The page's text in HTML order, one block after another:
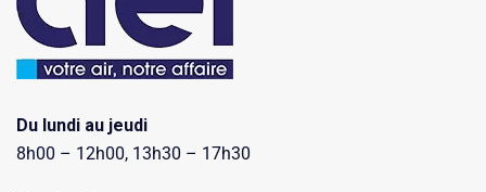
Du lundi au jeudi
8h00 – 12h00, 13h30 – 17h30